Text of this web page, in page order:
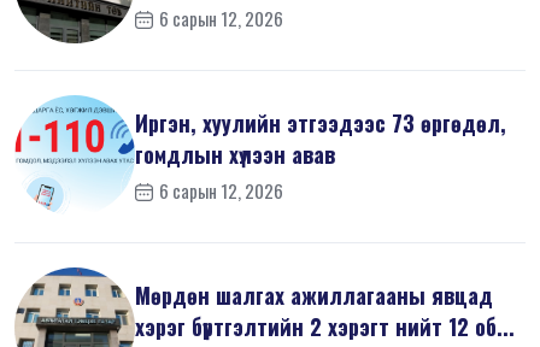
6 сарын 12, 2026
Иргэн, хуулийн этгээдээс 73 өргөдөл,
гомдлын хүлээн авав
6 сарын 12, 2026
Мөрдөн шалгах ажиллагааны явцад
хэрэг бүртгэлтийн 2 хэрэгт нийт 12 об...